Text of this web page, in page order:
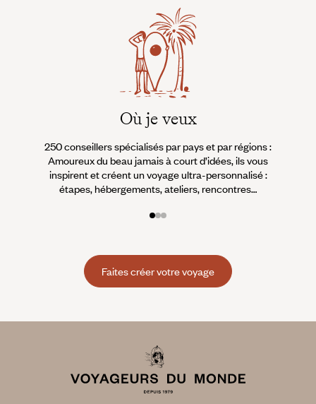
Où je veux
250 conseillers spécialisés par pays et par régions :
Amoureux du beau jamais à court d’idées, ils vous
inspirent et créent un voyage ultra-personnalisé :
étapes, hébergements, ateliers, rencontres…
Faites créer votre voyage